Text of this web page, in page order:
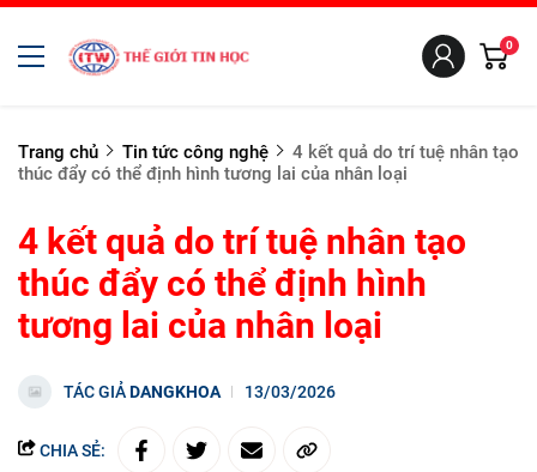
0
Trang chủ Tin tức công nghệ
4 kết quả do trí tuệ nhân tạo
thúc đẩy có thể định hình tương lai của nhân loại
4 kết quả do trí tuệ nhân tạo
thúc đẩy có thể định hình
tương lai của nhân loại
TÁC GIẢDANGKHOA 13/03/2026
CHIA SẺ: